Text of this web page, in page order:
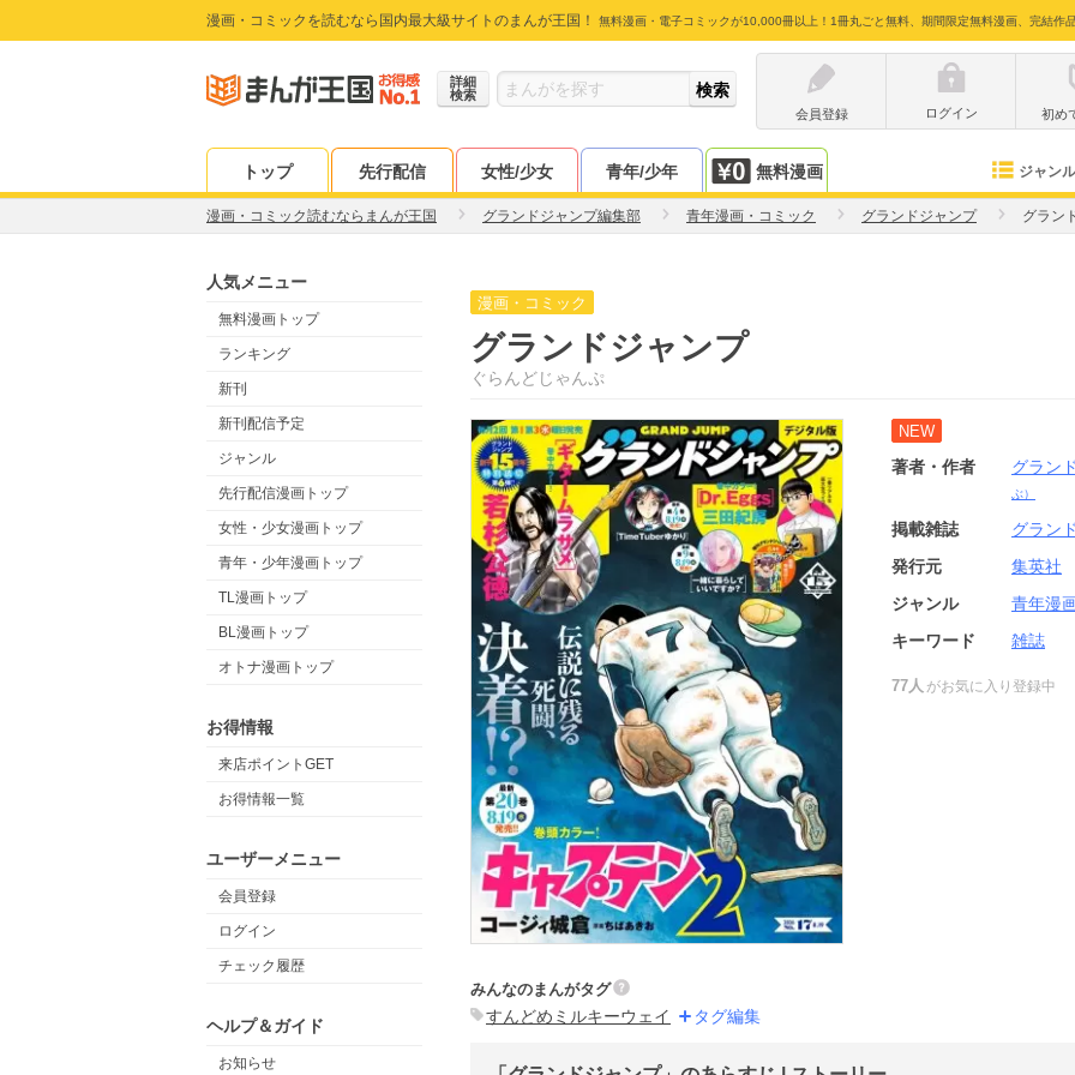
漫画・コミックを読むなら国内最大級サイトのまんが王国！ 無料漫画・電子コミックが10,000冊以上！1冊丸ごと無料、期間限定無料漫画、完結作
詳細
検索
会員登録
ログイン 初め
トップ 先行配信 女性/少女 青年/少年 無料漫画 ジャンル
漫画・コミック読むならまんが王国 グランドジャンプ編集部 青年漫画・コミック グランドジャンプ グラン
人気メニュー
無料漫画トップ
ランキング
新刊
新刊配信予定
ジャンル
先行配信漫画トップ
女性・少女漫画トップ
青年・少年漫画トップ
TL漫画トップ
BL漫画トップ
オトナ漫画トップ
お得情報
来店ポイントGET
お得情報一覧
ユーザーメニュー
会員登録
ログイン
チェック履歴
ヘルプ＆ガイド
お知らせ
漫画・コミック
グランドジャンプ
ぐらんどじゃんぷ
NEW
著者・作者 グラン
ぶ）
掲載雑誌
グラン
発行元
集英社
ジャンル
青年漫
キーワード
雑誌
77人 がお気に入り登録中
みんなのまんがタグ
すんどめミルキーウェイ タグ編集